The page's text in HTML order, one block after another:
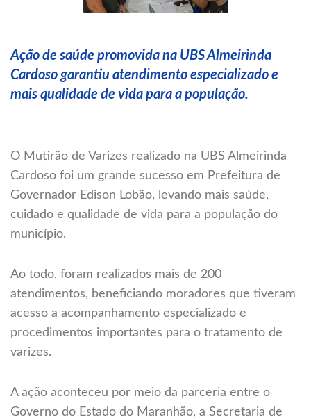
Ação de saúde promovida na UBS Almeirinda
Cardoso garantiu atendimento especializado e
mais qualidade de vida para a população.
O Mutirão de Varizes realizado na UBS Almeirinda
Cardoso foi um grande sucesso em Prefeitura de
Governador Edison Lobão, levando mais saúde,
cuidado e qualidade de vida para a população do
município.
Ao todo, foram realizados mais de 200
atendimentos, beneficiando moradores que tiveram
acesso a acompanhamento especializado e
procedimentos importantes para o tratamento de
varizes.
A ação aconteceu por meio da parceria entre o
Governo do Estado do Maranhão, a Secretaria de